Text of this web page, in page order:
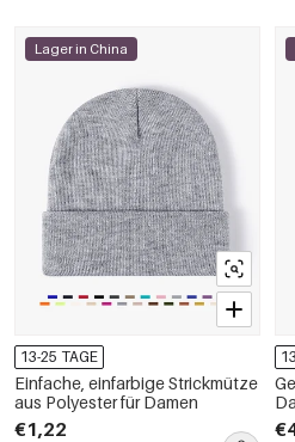
Lager in China
13-25 TAGE
Einfache, einfarbige Strickmütze
aus Polyester für Damen
€1,22